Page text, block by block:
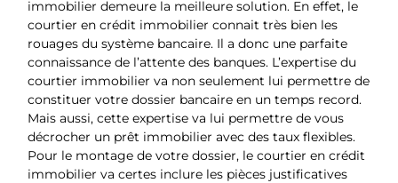
immobilier demeure la meilleure solution. En effet, le
courtier en crédit immobilier connait très bien les
rouages du système bancaire. Il a donc une parfaite
connaissance de l’attente des banques. L’expertise du
courtier immobilier va non seulement lui permettre de
constituer votre dossier bancaire en un temps record.
Mais aussi, cette expertise va lui permettre de vous
décrocher un prêt immobilier avec des taux flexibles.
Pour le montage de votre dossier, le courtier en crédit
immobilier va certes inclure les pièces justificatives